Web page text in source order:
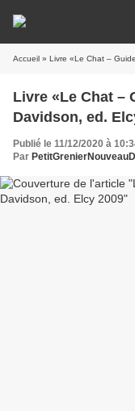
Accueil » Livre «Le Chat –
Livre «Le Chat –
Davidson, ed.
Publié le 11/12/2020 à
Par